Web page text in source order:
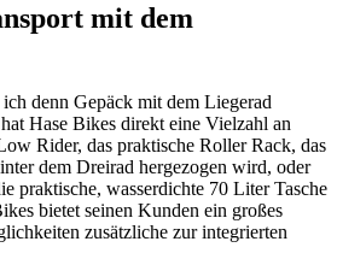
mit dem
denn Gepäck mit dem Liegerad
Hase Bikes direkt eine Vielzahl an
Rider, das praktische Roller Rack, das
dem Dreirad hergezogen wird, oder
praktische, wasserdichte 70 Liter Tasche
bietet seinen Kunden ein großes
zusätzliche zur integrierten